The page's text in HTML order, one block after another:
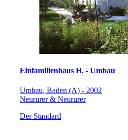
Einfamilienhaus H. - Umbau
Umbau, Baden (A) - 2002
Neururer & Neururer
Der Standard